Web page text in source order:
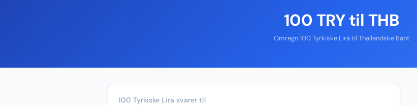
100 TRY til THB
Omregn 100 Tyrkiske Lira til Thailandske Baht
100 Tyrkiske Lira svarer til